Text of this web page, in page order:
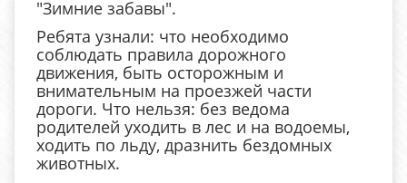
"Зимние забавы".
Ребята узнали: что необходимо
соблюдать правила дорожного
движения, быть осторожным и
внимательным на проезжей части
дороги. Что нельзя: без ведома
родителей уходить в лес и на водоемы,
ходить по льду, дразнить бездомных
животных.